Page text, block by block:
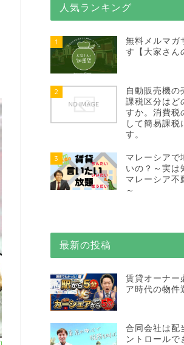
人気ランキング
1
無料メルマガ
す【大家さん
2
自動販売機の
課税区分はど
すか。消費税
して簡易課税
す。
3
マレーシアで
いの？～実は
マレーシア不
～
最新の投稿
賃貸オーナー
ア時代の物件
合同会社は配
ントロールで